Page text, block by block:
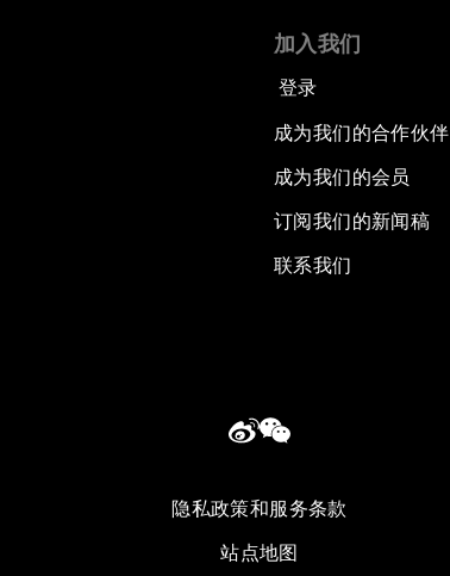
加入我们
登录
成为我们的合作伙伴
成为我们的会员
订阅我们的新闻稿
联系我们
隐私政策和服务条款
站点地图